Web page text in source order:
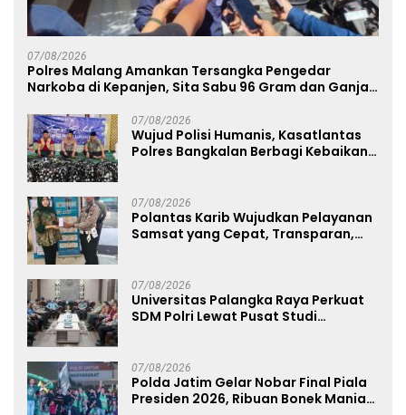
07/08/2026
Polres Malang Amankan Tersangka Pengedar
Narkoba di Kepanjen, Sita Sabu 96 Gram dan Ganja
07/08/2026
Wujud Polisi Humanis, Kasatlantas
Polres Bangkalan Berbagi Kebaikan
07/08/2026
Polantas Karib Wujudkan Pelayanan
Samsat yang Cepat, Transparan,
07/08/2026
Universitas Palangka Raya Perkuat
SDM Polri Lewat Pusat Studi
07/08/2026
Polda Jatim Gelar Nobar Final Piala
Presiden 2026, Ribuan Bonek Mania